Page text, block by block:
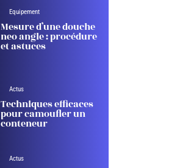
Equipement
Mesure d’une douche
neo angle : procédure
et astuces
Actus
Techniques efficaces
pour camoufler un
conteneur
Actus